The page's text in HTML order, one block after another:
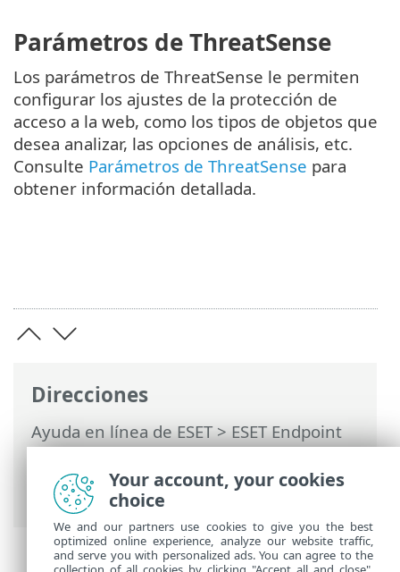
Direcciones
Ayuda en línea de ESET>ESET Endpoint
Antivirus for Linux>Configuración>
Protecciones> Protección del acceso a la
Web
Parámetros de ThreatSense
Los parámetros de ThreatSense le permiten
configurar los ajustes de la protección de
acceso a la web, como los tipos de objetos que
desea analizar, las opciones de análisis, etc.
Consulte Parámetros de ThreatSense para
obtener información detallada.
Your account, your cookies
choice
We and our partners use cookies to give you the best
optimized online experience, analyze our website traffic,
and serve you with personalized ads. You can agree to the